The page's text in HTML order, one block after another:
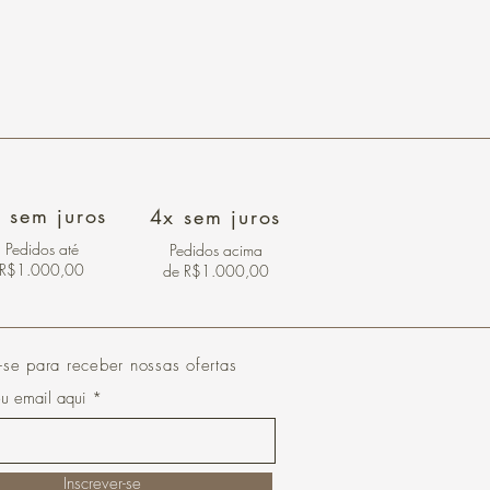
sem juros
Pedidos até
R$1.000,00
4x sem juros
Pedidos acima
de R$1.000,00
para receber nossas ofertas
email aqui
Inscrever-se